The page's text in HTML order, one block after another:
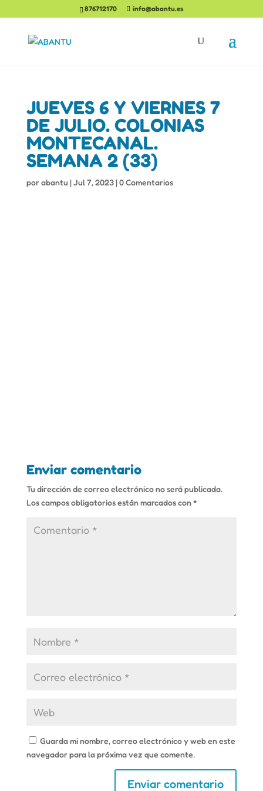
876712170 info@abantu.es
JUEVES 6 Y VIERNES 7
DE JULIO. COLONIAS
MONTECANAL.
SEMANA 2 (33)
porabantu |Jul 7, 2023|0 Comentarios
Enviar comentario
Tu dirección de correo electrónico no será publicada.
Los campos obligatorios están marcados con*
Guarda mi nombre, correo electrónico y web en este
navegador para la próxima vez que comente.